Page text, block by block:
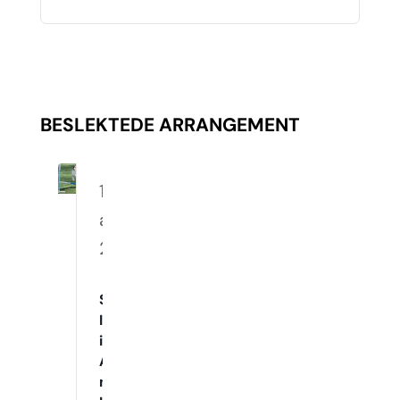
BESLEKTEDE ARRANGEMENT
10.
august
2026
Spennende
Innetrening
i
Agility
med